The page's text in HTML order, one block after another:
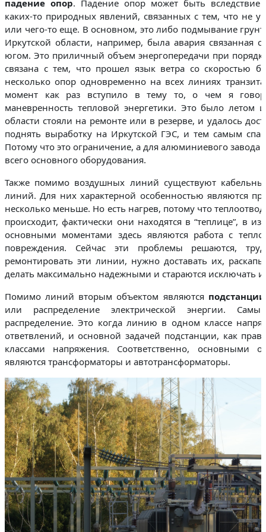
падение опор. Падение опор может быть вследствие
каких-то природных явлений, связанных с тем, что не
или чего-то еще. В основном, это либо подмывание
Иркутской области, например, была авария связанная
югом. Это приличный объем энергопередачи при
связана с тем, что прошел язык ветра со скоростью
несколько опор одновременно на всех линиях
момент как раз вступило в тему то, о чем я
маневренность тепловой энергетики. Это было
области стояли на ремонте или в резерве, и удалось
поднять выработку на Иркутской ГЭС, и тем самым
Потому что это ограничение, а для алюминиевого завода
всего основного оборудования.
Также помимо воздушных линий существуют
линий. Для них характерной особенностью являются
несколько меньше. Но есть нагрев, потому что
происходит, фактически они находятся в “теплице”, в
основными моментами здесь являются работа с
повреждения. Сейчас эти проблемы решаются,
ремонтировать эти линии, нужно доставать их,
делать максимально надежными и стараются исключать
Помимо линий вторым объектом являются подстанции
или распределение электрической энергии.
распределение. Это когда линию в одном классе
ответвлений, и основной задачей подстанции, как
классами напряжения. Соответственно, основными
являются трансформаторы и автотрансформаторы.